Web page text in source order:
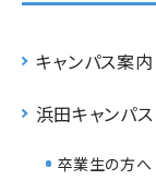
キャンパス案内
浜田キャンパス
卒業生の方へ